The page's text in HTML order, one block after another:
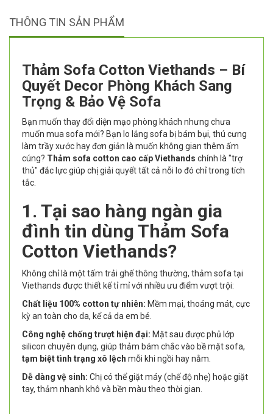
THÔNG TIN SẢN PHẨM
Thảm Sofa Cotton Viethands – Bí
Quyết Decor Phòng Khách Sang
Trọng & Bảo Vệ Sofa
Bạn muốn thay đổi diện mạo phòng khách nhưng chưa
muốn mua sofa mới? Bạn lo lắng sofa bị bám bụi, thú cưng
làm trầy xước hay đơn giản là muốn không gian thêm ấm
cúng? Thảm sofa cotton cao cấp Viethands chính là "trợ
thủ" đắc lực giúp chị giải quyết tất cả nỗi lo đó chỉ trong tích
tắc.
1. Tại sao hàng ngàn gia
đình tin dùng Thảm Sofa
Cotton Viethands?
Không chỉ là một tấm trải ghế thông thường, thảm sofa tại
Viethands được thiết kế tỉ mỉ với nhiều ưu điểm vượt trội:
Chất liệu 100% cotton tự nhiên: Mềm mại, thoáng mát, cực
kỳ an toàn cho da, kể cả da em bé.
Công nghệ chống trượt hiện đại: Mặt sau được phủ lớp
silicon chuyên dụng, giúp thảm bám chắc vào bề mặt sofa,
tạm biệt tình trạng xô lệch mỗi khi ngồi hay nằm.
Dễ dàng vệ sinh: Chị có thể giặt máy (chế độ nhẹ) hoặc giặt
tay, thảm nhanh khô và bền màu theo thời gian.